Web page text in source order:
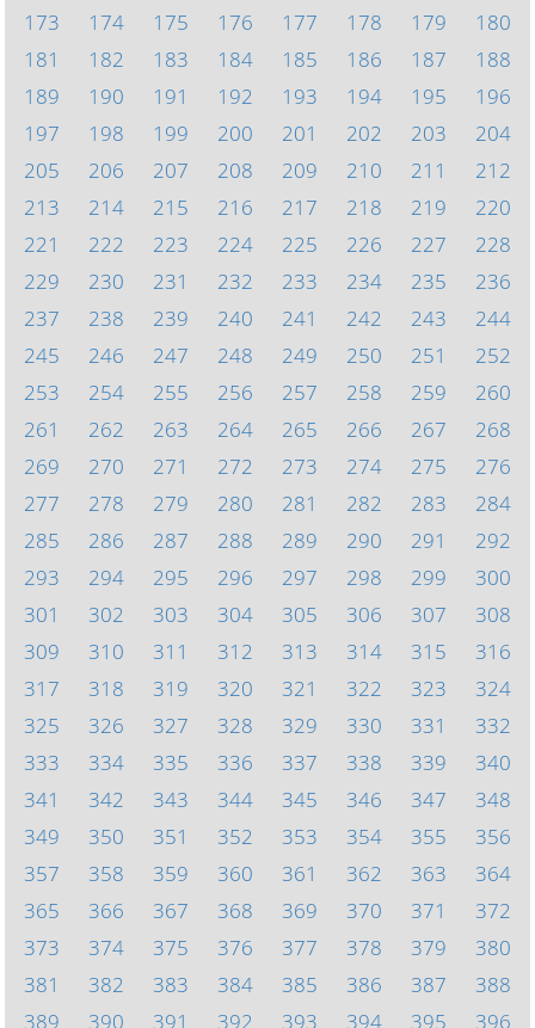
173
174 175 176 177 178 179
180
181
182 183 184 185 186 187
188
189
190 191 192 193 194 195
196
197
198 199 200 201 202 203
204
205
206 207 208 209 210 211
212
213
214 215 216 217 218 219
220
221
222 223 224 225 226 227
228
229
230 231 232 233 234 235
236
237
238 239 240 241 242 243
244
245
246 247 248 249 250 251
252
253
254 255 256 257 258 259
260
261
262 263 264 265 266 267
268
269
270 271 272 273 274 275
276
277
278 279 280 281 282 283
284
285
286 287 288 289 290 291
292
293
294 295 296 297 298 299
300
301
302 303 304 305 306 307
308
309
310 311 312 313 314 315
316
317
318 319 320 321 322 323
324
325
326 327 328 329 330 331
332
333
334 335 336 337 338 339
340
341
342 343 344 345 346 347
348
349
350 351 352 353 354 355
356
357
358 359 360 361 362 363
364
365
366 367 368 369 370 371
372
373
374 375 376 377 378 379
380
381
382 383 384 385 386 387
388
389
390 391 392 393 394 395 396